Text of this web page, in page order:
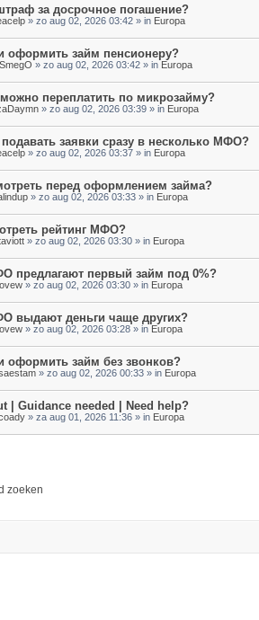
за досрочное погашение?
» zo aug 02, 2026 03:42 » in Europa
оформить займ пенсионеру?
» zo aug 02, 2026 03:42 » in Europa
переплатить по микрозайму?
» zo aug 02, 2026 03:39 » in Europa
заявки сразу в несколько МФО?
» zo aug 02, 2026 03:37 » in Europa
перед оформлением займа?
» zo aug 02, 2026 03:33 » in Europa
рейтинг МФО?
» zo aug 02, 2026 03:30 » in Europa
предлагают первый займ под 0%?
» zo aug 02, 2026 03:30 » in Europa
выдают деньги чаще других?
» zo aug 02, 2026 03:28 » in Europa
оформить займ без звонков?
» zo aug 02, 2026 00:33 » in Europa
| Guidance needed | Need help?
» za aug 01, 2026 11:36 » in Europa
zoeken